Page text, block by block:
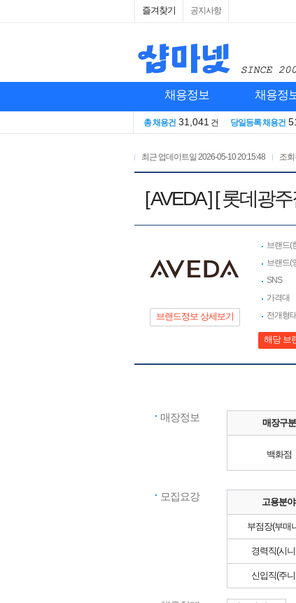
즐겨찾기 공지사항
채용정보 채용정
총 채용건 31,041 건 당일등록 채용건
최근 업데이트일 2026-05-10 20:15:48 조
[ AVEDA ] [ 롯데광
브랜드정보 상세보기
브랜드(
브랜드(
SNS
가격대
전개형태
해당 브
매장정보 매장구분
백화점
모집요강 고용분야
부점장(부매
경력직(시
신입직(주